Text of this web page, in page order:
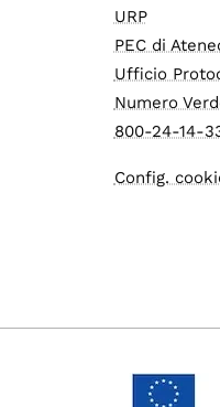
URP
PEC di
Ufficio
Numero
800-24-14-
Config.